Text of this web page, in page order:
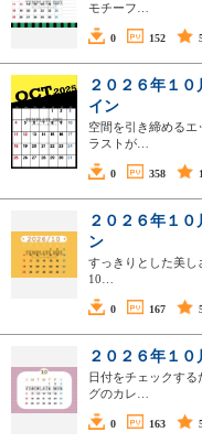
モチーフ…
0 152
２０２６年１
イン
空間を引き締めるエ
ラストが…
0 358
２０２６年１
ン
すっきりとした美し
10…
0 167
２０２６年１
日付をチェックす
グのカレ…
0 163